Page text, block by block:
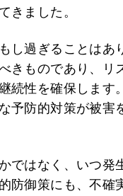
きました。
し過ぎることはあ
きものであり、リ
続性を確保します
予防的対策が被害
ではなく、いつ発
防御策にも、不確